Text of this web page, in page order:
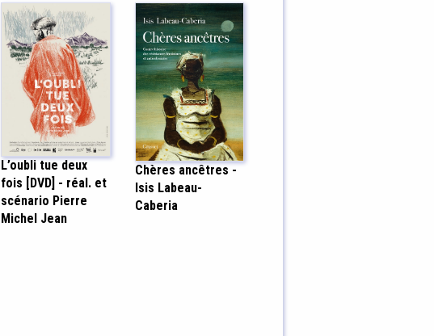
L’oubli tue deux
fois [DVD] - réal. et
scénario Pierre
Michel Jean
Chères ancêtres -
Isis Labeau-
Caberia